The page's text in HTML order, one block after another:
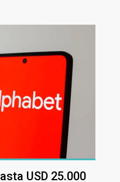
USD 25.000